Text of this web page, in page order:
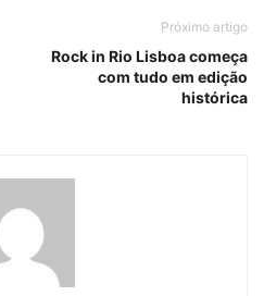
Próximo artigo
Rock in Rio Lisboa começa
com tudo em edição
histórica